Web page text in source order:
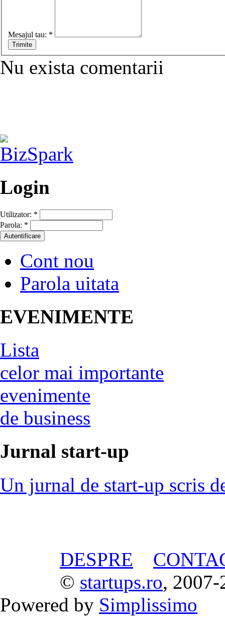
Mesajul tau: *
Nu exista comentarii
Login
Utilizator: *
Parola: *
Cont nou
Parola uitata
EVENIMENTE
Lista
celor mai importante
evenimente
de business
Jurnal start-up
Un jurnal de start-up scris
DESPRE
© startups.ro, 2007-
Powered by Simplissimo